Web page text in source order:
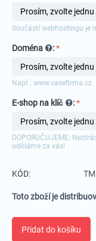
Součástí webhostingu je
Doména :
Např.: www.vasefirma.cz
E-shop na klíč :
DOPORUČUJEME:
uděláme za vás!
KÓD:
Toto zboží je
Přidat do košíku